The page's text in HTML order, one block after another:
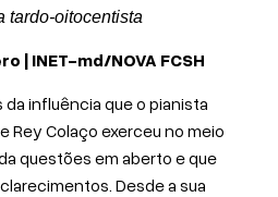
tardo-oitocentista
| INET-md/NOVA FCSH
influência que o pianista
Rey Colaço exerceu no meio
questões em aberto e que
Desde a sua